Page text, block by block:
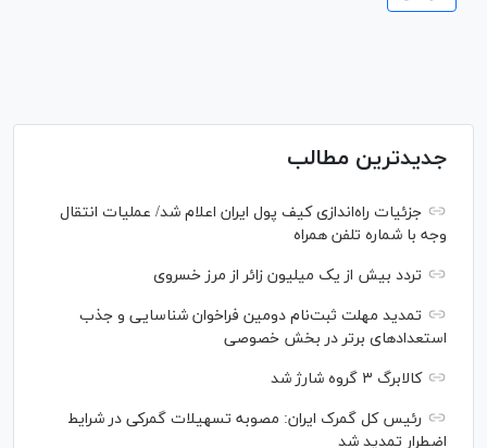
جدیدترین مطالب
جزئیات راه‌اندازی کیف پول ایران اعلام شد/ عملیات انتقال
وجه با شماره تلفن همراه
تردد بیش از یک میلیون زائر از مرز خسروی
تمدید مهلت ثبت‌نام دومین فراخوان شناسایی و جذب
استعداد‌های برتر در بخش خصوصی
کالابرگ ۳ گروه شارژ شد
رئیس کل گمرک ایران: مصوبه تسهیلات گمرکی در شرایط
اضطرار تمدید شد